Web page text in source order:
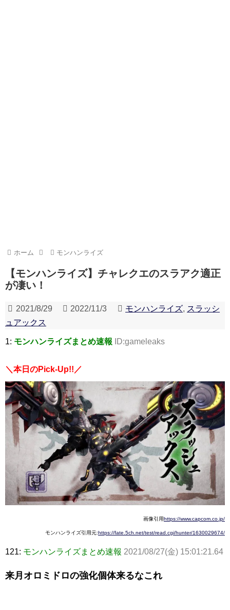
ホーム モンハンライズ
【モンハンライズ】チャレクエのスラアク適正
が凄い！
2021/8/29 2022/11/3 モンハンライズ, スラッシ
ュアックス
1: モンハンライズまとめ速報 ID:gameleaks
＼本日のPick-Up!!／
画像引用https://www.capcom.co.jp/
モンハンライズ引用元:https://fate.5ch.net/test/read.cgi/hunter/1630029674/
121: モンハンライズまとめ速報 2021/08/27(金) 15:01:21.64
来月オロミドロの強化個体来るなこれ